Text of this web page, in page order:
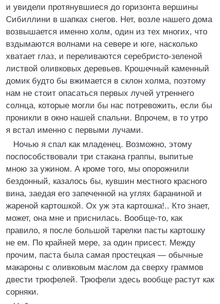
и увидели протянувшиеся до горизонта вершины
Сибиллини в шапках снегов. Нет, возле нашего дома
возвышается именно холм, один из тех многих, что
вздымаются волнами на севере и юге, насколько
хватает глаз, и переливаются серебристо-зеленой
листвой оливковых деревьев. Крошечный каменный
домик будто бы вжимается в склон холма, поэтому
нам не стоит опасаться первых лучей утреннего
солнца, которые могли бы нас потревожить, если бы
проникли в окно нашей спальни. Впрочем, в то утро
я встал именно с первыми лучами.
Ночью я спал как младенец. Возможно, этому
поспособствовали три стакана граппы, выпитые
мною за ужином. А кроме того, мы опорожнили
бездонный, казалось бы, кувшин местного красного
вина, заедая его запеченной на углях бараниной и
жареной картошкой. Ох уж эта картошка!.. Кто знает,
может, она мне и приснилась. Вообще-то, как
правило, я после большой тарелки пасты картошку
не ем. По крайней мере, за один присест. Между
прочим, паста была самая простецкая — обычные
макароны с оливковым маслом да сверху граммов
двести трюфелей. Трюфели здесь вообще растут как
сорняки.